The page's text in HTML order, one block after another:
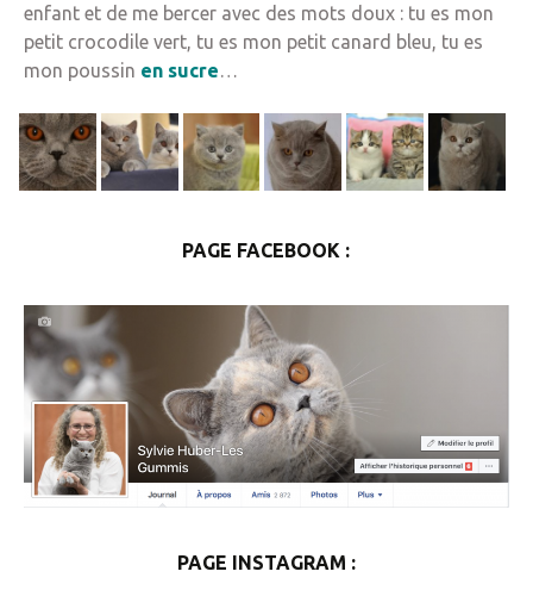
enfant et de me bercer avec des mots doux : tu es mon
petit crocodile vert, tu es mon petit canard bleu, tu es
mon poussin en sucre…
PAGE FACEBOOK :
PAGE INSTAGRAM :